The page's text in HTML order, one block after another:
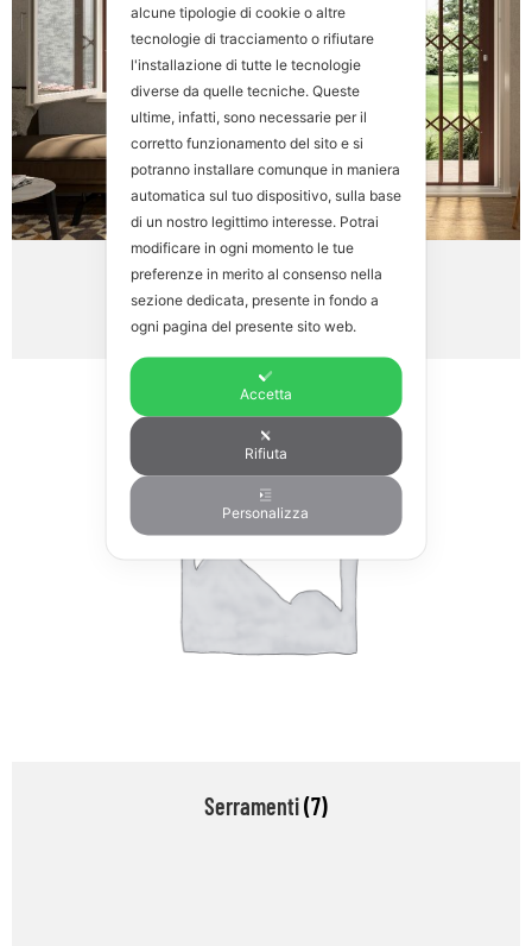
Praesidium(6)
Serramenti(7)
alcune tipologie di cookie o altre
tecnologie di tracciamento o rifiutare
l'installazione di tutte le tecnologie
diverse da quelle tecniche. Queste
ultime, infatti, sono necessarie per il
corretto funzionamento del sito e si
potranno installare comunque in maniera
automatica sul tuo dispositivo, sulla base
di un nostro legittimo interesse. Potrai
modificare in ogni momento le tue
preferenze in merito al consenso nella
sezione dedicata, presente in fondo a
ogni pagina del presente sito web.
Accetta
Rifiuta
Personalizza